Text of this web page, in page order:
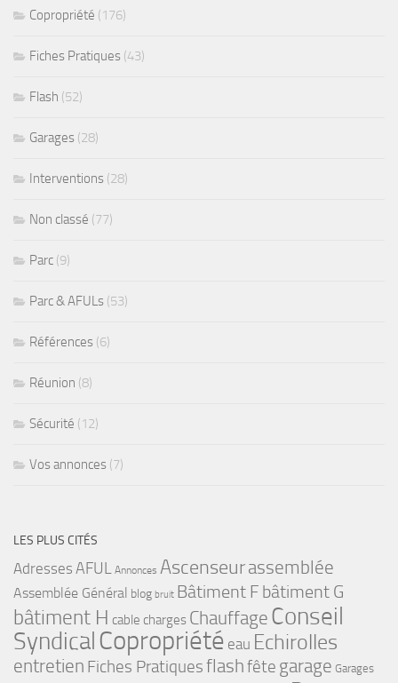
Copropriété (176)
Fiches Pratiques (43)
Flash (52)
Garages (28)
Interventions (28)
Non classé (77)
Parc (9)
Parc & AFULs (53)
Références (6)
Réunion (8)
Sécurité (12)
Vos annonces (7)
LES PLUS CITÉS
Adresses AFUL Annonces Ascenseurassemblée
Assemblée Général blog bruit Bâtiment F bâtiment G
bâtiment H cable charges Chauffage Conseil
Syndical Copropriété eau Echirolles
entretien Fiches Pratiquesflashfête garage Garages